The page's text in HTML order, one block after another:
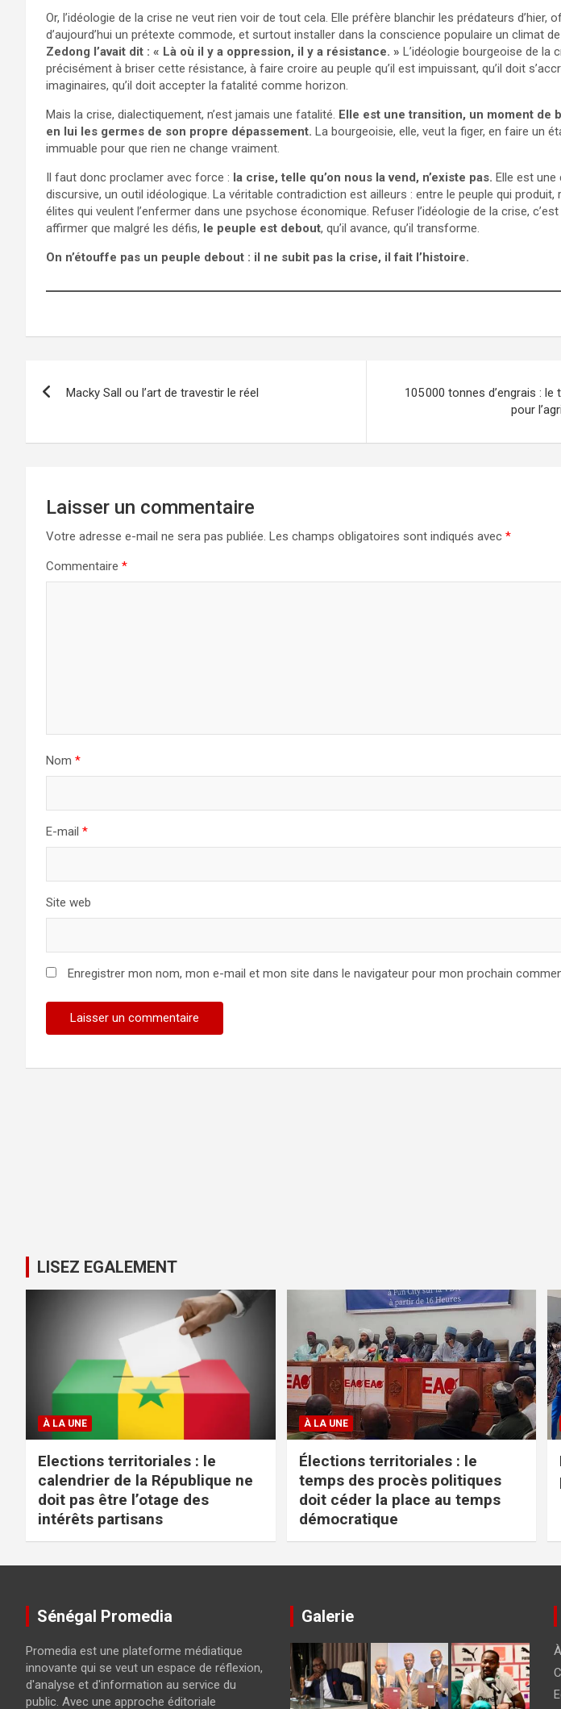
Or, l’idéologie de la crise ne veut rien voir de tout cela. Elle préfère blanchir les prédateurs d’hier,
d’aujourd’hui un prétexte commode, et surtout installer dans la conscience populaire un climat
Zedong l’avait dit : « Là où il y a oppression, il y a résistance. » L’idéologie bourgeoise de la
précisément à briser cette résistance, à faire croire au peuple qu’il est impuissant, qu’il doit
imaginaires, qu’il doit accepter la fatalité comme horizon.
Mais la crise, dialectiquement, n’est jamais une fatalité. Elle est une transition, un moment de
en lui les germes de son propre dépassement. La bourgeoisie, elle, veut la figer, en faire un
immuable pour que rien ne change vraiment.
Il faut donc proclamer avec force : la crise, telle qu’on nous la vend, n’existe pas. Elle est
discursive, un outil idéologique. La véritable contradiction est ailleurs : entre le peuple qui produit,
élites qui veulent l’enfermer dans une psychose économique. Refuser l’idéologie de la crise,
affirmer que malgré les défis, le peuple est debout, qu’il avance, qu’il transforme.
On n’étouffe pas un peuple debout : il ne subit pas la crise, il fait l’histoire.
l’article
Macky Sall ou l’art de travestir le réel
105 000 tonnes d’engrais :
pour
Laisser un commentaire
Votre adresse e-mail ne sera pas publiée. Les champs obligatoires sont indiqués avec *
Commentaire *
Nom *
E-mail *
Site web
Enregistrer mon nom, mon e-mail et mon site dans le navigateur pour mon prochain
LISEZ EGALEMENT
À LA UNE
Elections territoriales : le
calendrier de la République ne
doit pas être l’otage des
intérêts partisans
À LA UNE
Élections territoriales : le
temps des procès politiques
doit céder la place au temps
démocratique
Sénégal Promedia
Promedia est une plateforme médiatique
innovante qui se veut un espace de réflexion,
d'analyse et d'information au service du
public. Avec une approche éditoriale
Galerie